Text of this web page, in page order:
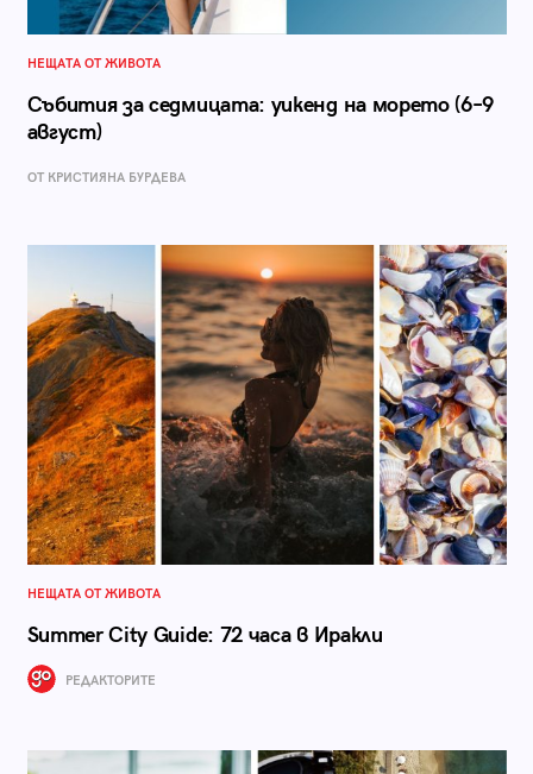
НЕЩАТА ОТ ЖИВОТА
Събития за седмицата: уикенд на морето (6–9
август)
ОТ КРИСТИЯНА БУРДЕВА
НЕЩАТА ОТ ЖИВОТА
Summer City Guide: 72 часа в Иракли
РЕДАКТОРИТЕ